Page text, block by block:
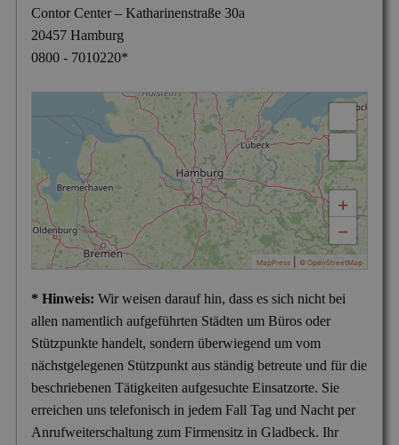
Contor Center – Katharinenstraße 30a
20457 Hamburg
0800 - 7010220*
+
−
MapPress| © OpenStreetMap
* Hinweis: Wir weisen darauf hin, dass es sich nicht bei
allen namentlich aufgeführten Städten um Büros oder
Stützpunkte handelt, sondern überwiegend um vom
nächstgelegenen Stützpunkt aus ständig betreute und für die
beschriebenen Tätigkeiten aufgesuchte Einsatzorte. Sie
erreichen uns telefonisch in jedem Fall Tag und Nacht per
Anrufweiterschaltung zum Firmensitz in Gladbeck. Ihr